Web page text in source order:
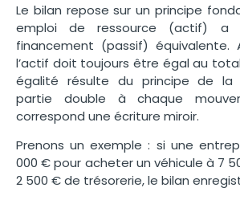
Le bilan repose sur un principe
emploi de ressource (actif) a
financement (passif) équivalente.
l’actif doit toujours être égal au
égalité résulte du principe de la
partie double à chaque
correspond une écriture miroir.
Prenons un exemple : si une
000 € pour acheter un véhicule à 7
2 500 € de trésorerie, le bilan